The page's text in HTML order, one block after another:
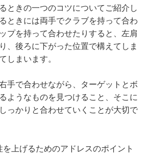
ときの一つのコツについてご紹介し
ときには両手でクラブを持って合わ
プを持って合わせたりすると、左肩
、後ろに下がった位置で構えてしま
しまいます。
手で合わせながら、ターゲットとボ
ようなものを見つけること、そこに
っかりと合わせていくことが大切で
を上げるためのアドレスのポイント